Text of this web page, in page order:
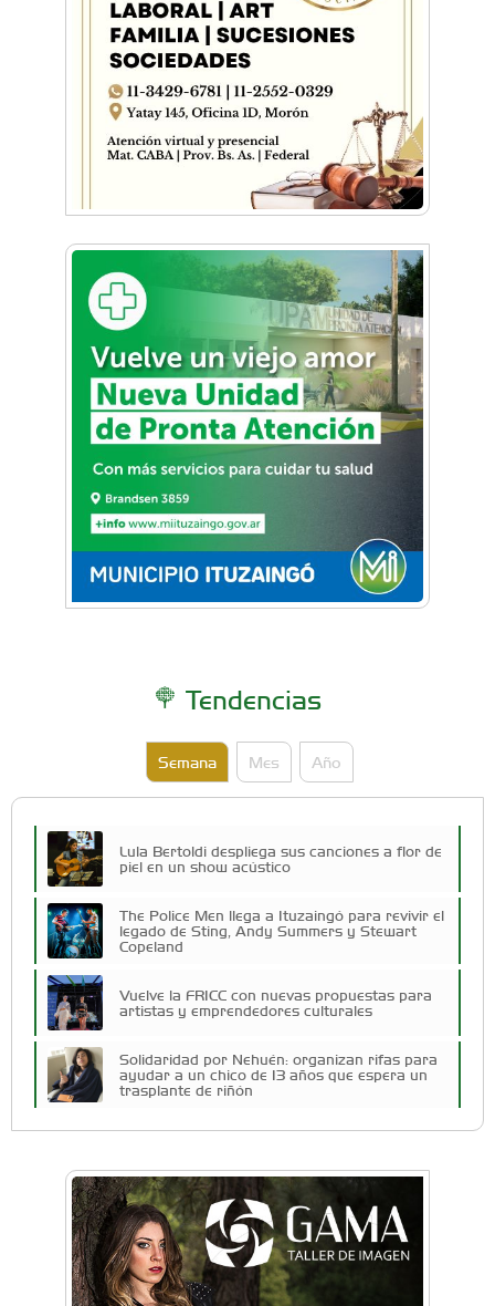
Tendencias
Semana Mes Año
Lula Bertoldi despliega sus canciones a flor de
piel en un show acústico
The Police Men llega a Ituzaingó para revivir el
legado de Sting, Andy Summers y Stewart
Copeland
Vuelve la FRICC con nuevas propuestas para
artistas y emprendedores culturales
Solidaridad por Nehuén: organizan rifas para
ayudar a un chico de 13 años que espera un
trasplante de riñón
Docentes y directivos se capacitaron sobre
inteligencia artificial para aplicar en las aulas